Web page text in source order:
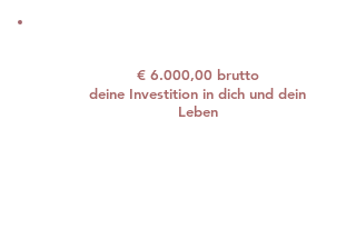
€ 6.000,00 brutto
deine Investition in dich und dein
Leben